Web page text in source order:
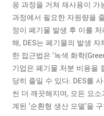
응 과정을 거쳐 재사용이 가
과정에서 필요한 자원량을
정이 폐기물 발생 후 이를
해, DES는 폐기물의 발생
한 접근법은 ‘녹색 화학
기업은 폐기물 처분 비용을
당히 줄일 수 있다. DES를
씬 더 깨끗해지며, 모든 요
계된 ‘순환형 생산 모델’을